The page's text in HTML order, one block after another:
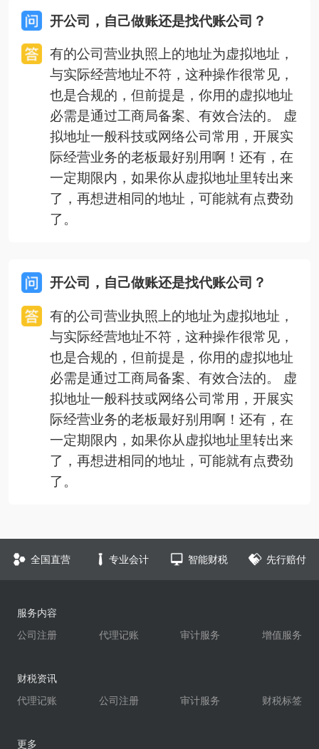
开公司，自己做账还是找代账公司？
有的公司营业执照上的地址为虚拟地址，
与实际经营地址不符，这种操作很常见，
也是合规的，但前提是，你用的虚拟地址
必需是通过工商局备案、有效合法的。 虚
拟地址一般科技或网络公司常用，开展实
际经营业务的老板最好别用啊！还有，在
一定期限内，如果你从虚拟地址里转出来
了，再想进相同的地址，可能就有点费劲
了。
开公司，自己做账还是找代账公司？
有的公司营业执照上的地址为虚拟地址，
与实际经营地址不符，这种操作很常见，
也是合规的，但前提是，你用的虚拟地址
必需是通过工商局备案、有效合法的。 虚
拟地址一般科技或网络公司常用，开展实
际经营业务的老板最好别用啊！还有，在
一定期限内，如果你从虚拟地址里转出来
了，再想进相同的地址，可能就有点费劲
了。
全国直营 专业会计 智能财税 先行赔付
服务内容
公司注册
代理记账 审计服务 增值服务
财税资讯
代理记账
公司注册 审计服务 财税标签
更多